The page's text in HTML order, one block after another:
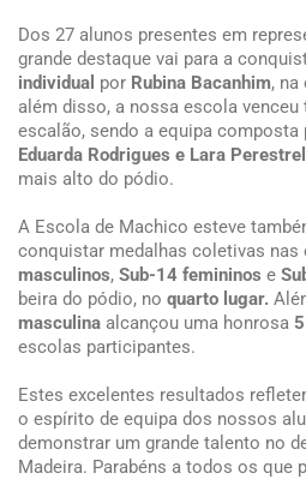
Dos 27 alunos presentes em
grande destaque vai para a
individual por Rubina Bacanhim, na
além disso, a nossa escola
escalão, sendo a equipa composta
Eduarda Rodrigues e Lara
mais alto do pódio.
A Escola de Machico esteve
conquistar medalhas coletivas nas
masculinos, Sub-14 femininos e
beira do pódio, no quarto lugar.
masculina alcançou uma honrosa
escolas participantes.
Estes excelentes resultados
o espírito de equipa dos nossos
demonstrar um grande talento no
Madeira. Parabéns a todos os que